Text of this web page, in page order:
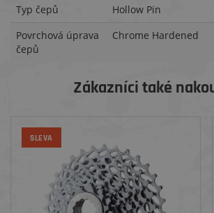
Typ čepů
Hollow Pin
Povrchová úprava
čepů
Chrome Hardened
Zákazníci také
SLEVA